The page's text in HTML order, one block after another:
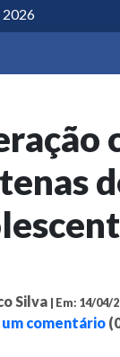
2026
Silva | Em: 14/04/
comentário